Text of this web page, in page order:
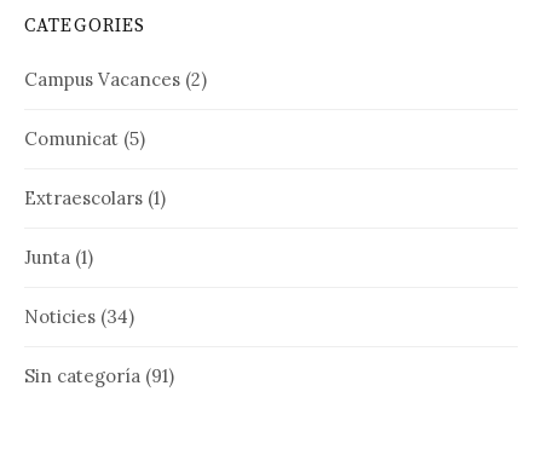
CATEGORIES
Campus Vacances (2)
Comunicat (5)
Extraescolars (1)
Junta (1)
Noticies (34)
Sin categoría (91)